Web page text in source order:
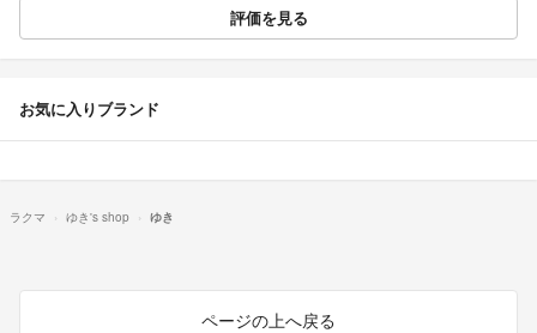
評価を見る
お気に入りブランド
ラクマ ゆき's shop ゆき
ページの上へ戻る